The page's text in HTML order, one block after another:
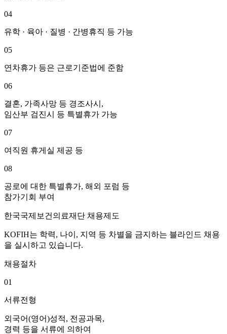
04
유학 · 육아 · 질병 · 간병휴직 등 가능
05
연차휴가 등은 근로기준법에 준함
06
결혼, 가족사망 등 경조사시,
임산부 검진시 등 특별휴가 가능
07
여직원 휴게실 제공 등
08
공로에 대한 특별휴가, 해외 포럼 등
참가기회 부여
한국국제보건의료재단 채용제도
KOFIH는 학력, 나이, 지역 등 차별을 금지하는 블라인드 채용
을 실시하고 있습니다.
채용절차
01
서류전형
외국어(영어)성적, 전공과목,
경력 등을 서류에 의하여